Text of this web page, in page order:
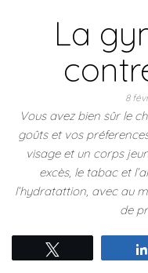
La
8
Vous avez bien sûr le
goûts et vos
visage et un corps
excès, le tabac et
l’hydratattion, avec au
de